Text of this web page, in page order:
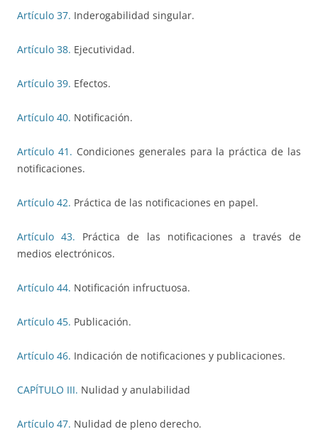
Artículo 37. Inderogabilidad singular.
Artículo 38. Ejecutividad.
Artículo 39. Efectos.
Artículo 40. Notificación.
Artículo 41. Condiciones generales para la práctica de las
notificaciones.
Artículo 42. Práctica de las notificaciones en papel.
Artículo 43. Práctica de las notificaciones a través de
medios electrónicos.
Artículo 44. Notificación infructuosa.
Artículo 45. Publicación.
Artículo 46. Indicación de notificaciones y publicaciones.
CAPÍTULO III. Nulidad y anulabilidad
Artículo 47. Nulidad de pleno derecho.